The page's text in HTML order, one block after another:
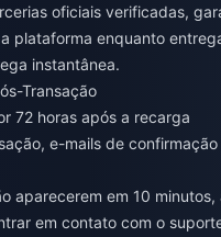
oficiais verificadas,
plataforma enquanto
instantânea.
Transação
72 horas após a recarga
e-mails de
aparecerem em 10 minutos,
em contato com o